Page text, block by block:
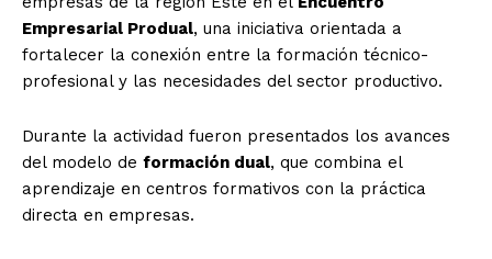
Empresarial Produal, una iniciativa orientada a
fortalecer la conexión entre la formación técnico-
profesional y las necesidades del sector productivo.
Durante la actividad fueron presentados los avances
del modelo de formación dual, que combina el
aprendizaje en centros formativos con la práctica
directa en empresas.